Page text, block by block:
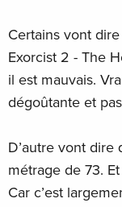
Certains vont
Exorcist 2 - The
il est mauvais.
dégoûtante et
D’autre vont dire
métrage de 73.
Car c’est